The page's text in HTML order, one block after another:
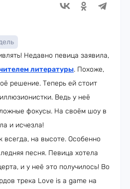
Недавно певица заявила,
литературы. Похоже,
решение. Теперь ей стоит
Ведь у неё
фокусы. На своём шоу в
и исчезла!
на высоте. Особенно
песня. Певица хотела
и у неё это получилось! Во
трека Love is a game на